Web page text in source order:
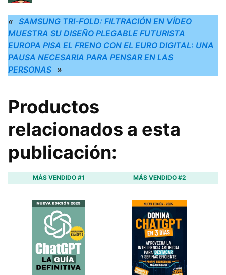
« SAMSUNG TRI‑FOLD: FILTRACIÓN EN VÍDEO
MUESTRA SU DISEÑO PLEGABLE FUTURISTA
EUROPA PISA EL FRENO CON EL EURO DIGITAL: UNA
PAUSA NECESARIA PARA PENSAR EN LAS
PERSONAS »
Productos
relacionados a esta
publicación:
MÁS VENDIDO #1 MÁS VENDIDO #2